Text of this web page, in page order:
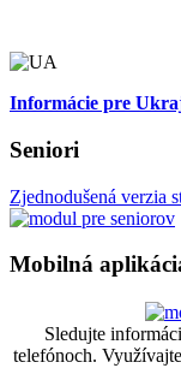
Informácie pre
Seniori
Zjednodušená verzia
Mobilná
Sledujte
telefónoch.